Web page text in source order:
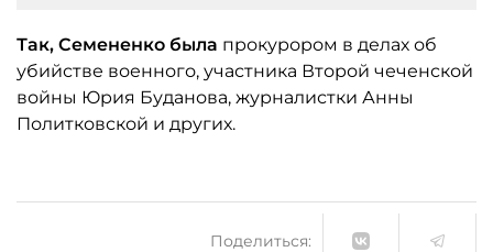
Так, Семененко была прокурором в делах об
убийстве военного, участника Второй чеченской
войны Юрия Буданова, журналистки Анны
Политковской и других.
Поделиться: